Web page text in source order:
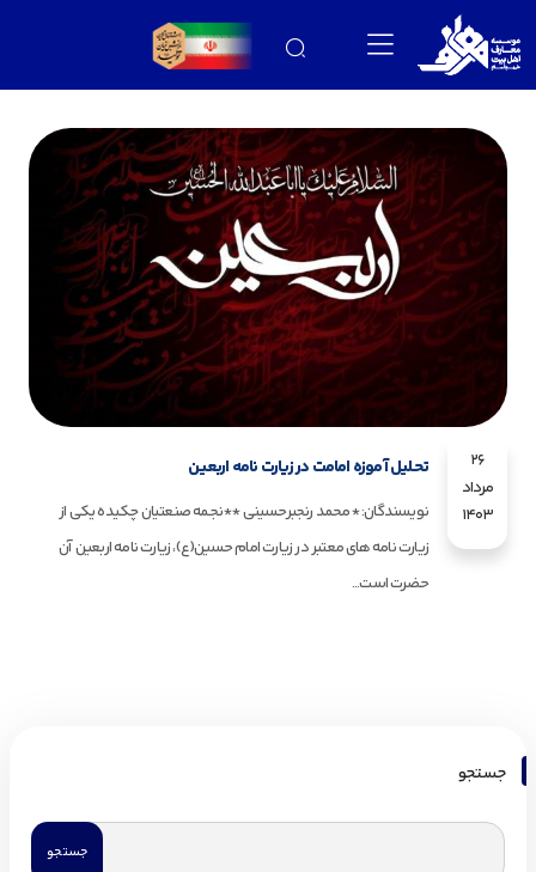
26
مرداد
1403
تحلیل آموزه امامت در زیارت نامه اربعین
نویسندگان: *محمد رنجبرحسینی **نجمه صنعتیان چکیده یکی از
زیارت نامه های معتبر در زیارت امام حسین(ع)، زیارت نامه اربعین آن
حضرت است...
جستجو